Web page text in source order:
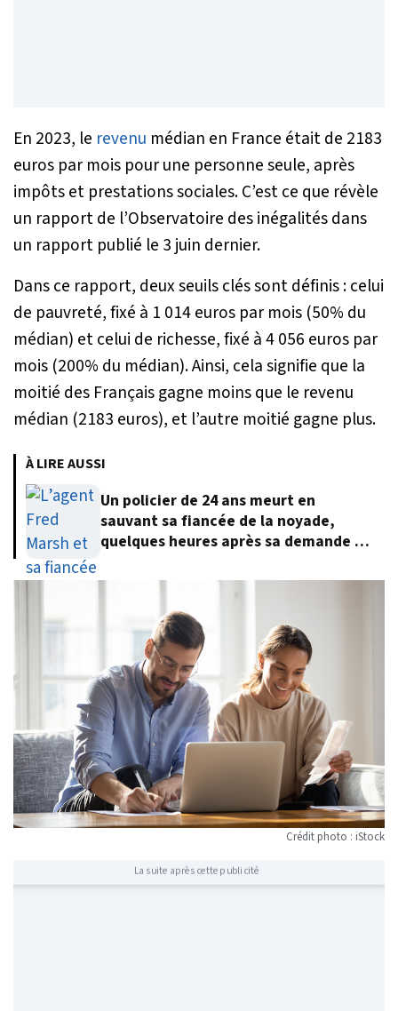
En 2023, le revenu médian en France était de 2183
euros par mois pour une personne seule, après
impôts et prestations sociales. C’est ce que révèle
un rapport de l’Observatoire des inégalités dans
un rapport publié le 3 juin dernier.
Dans ce rapport, deux seuils clés sont définis : celui
de pauvreté, fixé à 1 014 euros par mois (50% du
médian) et celui de richesse, fixé à 4 056 euros par
mois (200% du médian). Ainsi, cela signifie que la
moitié des Français gagne moins que le revenu
médian (2183 euros), et l’autre moitié gagne plus.
À LIRE AUSSI
Un policier de 24 ans meurt en
sauvant sa fiancée de la noyade,
quelques heures après sa demande en
Crédit photo : iStock
La suite après cette publicité